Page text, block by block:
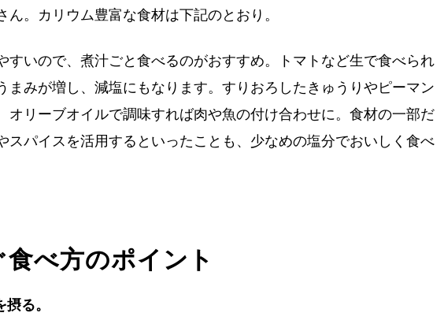
ん。カリウム豊富な食材は下記のとおり。
すいので、煮汁ごと食べるのがおすすめ。トマトなど生で食べられ
まみが増し、減塩にもなります。すりおろしたきゅうりやピーマン
オリーブオイルで調味すれば肉や魚の付け合わせに。食材の一部だ
スパイスを活用するといったことも、少なめの塩分でおいしく食べ
べ方のポイント
る。